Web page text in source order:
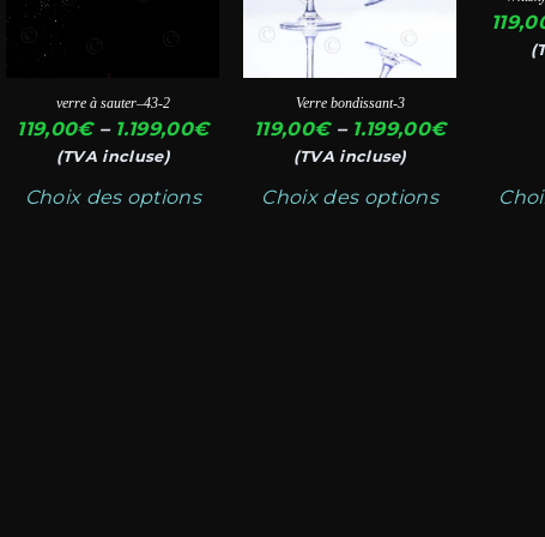
verre à sauter–43-2
119,00€ – 1.199,00€Plage
119,00€
(TVA incluse)
Choix des options
peuvent
la
du
Verre bondissant-3
119,00€ – 1.199,00€Plage
119,00€
(TVA incluse)
Choix des options
peuvent
choisies
la
du
du